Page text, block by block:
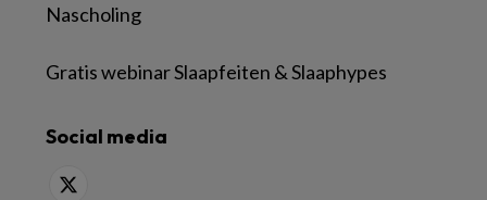
Nascholing
Gratis webinar Slaapfeiten & Slaaphypes
Social media